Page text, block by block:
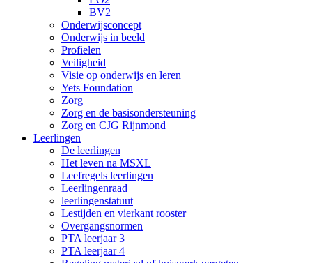
BV2
Onderwijsconcept
Onderwijs in beeld
Profielen
Veiligheid
Visie op onderwijs en leren
Yets Foundation
Zorg
Zorg en de basisondersteuning
Zorg en CJG Rijnmond
Leerlingen
De leerlingen
Het leven na MSXL
Leefregels leerlingen
Leerlingenraad
leerlingenstatuut
Lestijden en vierkant rooster
Overgangsnormen
PTA leerjaar 3
PTA leerjaar 4